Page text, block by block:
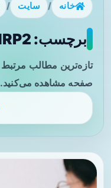
خانه / سایت /
برچسب: PfHRP2 - صفحه 1
صفحه مشاهده می‌کنید.